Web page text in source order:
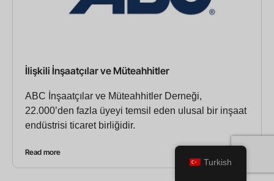
İlişkili İnşaatçılar ve Müteahhitler
ABC İnşaatçılar ve Müteahhitler Derneği,
22.000’den fazla üyeyi temsil eden ulusal bir inşaat
endüstrisi ticaret birliğidir.
Read more
Turkish